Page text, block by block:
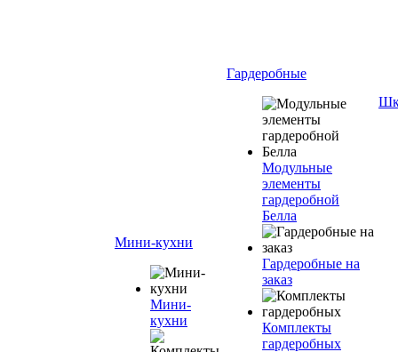
Мини-кухни
Мини-
кухни
Гардеробные
Модульные
элементы
гардеробной
Белла
Гардеробные на
заказ
Комплекты
гардеробных